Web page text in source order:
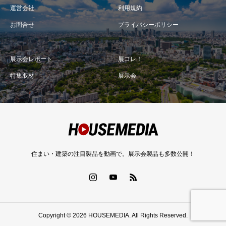
運営会社 利用規約
お問合せ プライバシーポリシー
展示会レポート 展コレ！
特集取材 展示会
住まい・建築の注目製品を動画で。展示会製品も多数公開！
Copyright © 2026 HOUSEMEDIA. All Rights Reserved.